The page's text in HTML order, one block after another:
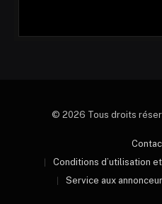
© 2026 Tous droits
Conditions d’utilisation
Service aux